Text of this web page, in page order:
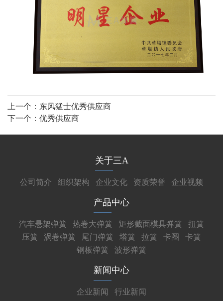
上一个： 东风猛士优秀供应商
下一个： 优秀供应商
关于三A
公司简介 组织架构 企业文化 资质荣誉 企业视频
产品中心
汽车悬架弹簧 热卷大弹簧 矩形截面模具弹簧
扭簧
压簧
涡卷弹簧 尾门弹簧 塔簧 拉簧 卡圈
卡簧
钢板弹簧
波形弹簧
新闻中心
企业新闻 行业新闻